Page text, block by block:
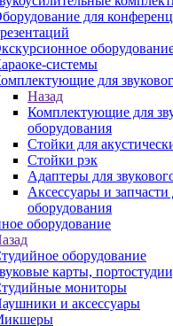
для
системы
для
Назад
Комплектующие для
оборудования
Стойки для
Стойки рэк
Адаптеры для
Аксессуары и запчасти
оборудования
оборудование
оборудование
карты,
мониторы
и аксессуары